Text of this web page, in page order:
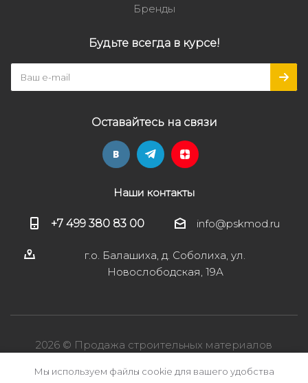
Бренды
Будьте всегда в курсе!
Оставайтесь на связи
Наши контакты
+7 499 380 83 00 info@pskmod.ru
г.о. Балашиха, д. Соболиха, ул.
Новослободская, 19А
2026 © Продажа строительных материалов
Мы используем файлы cookie для вашего удобства